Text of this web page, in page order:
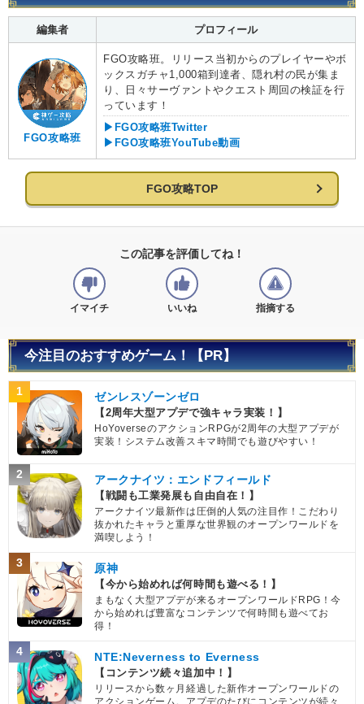
編集者 プロフィール
FGO攻略班
FGO攻略班。リリース当初からのプレイヤーやボ
ックスガチャ1,000箱到達者、隠れ村の民が集ま
り、日々サーヴァントやクエスト周回の検証を行
っています！
▶FGO攻略班Twitter
▶FGO攻略班YouTube動画
FGO攻略TOP
この記事を評価してね！
イマイチ いいね 指摘する
今注目のおすすめゲーム！【PR】
1 ゼンレスゾーンゼロ
【2周年大型アプデで強キャラ実装！】
HoYoverseのアクションRPGが2周年の大型アプデが
実装！システム改善スキマ時間でも遊びやすい！
2 アークナイツ：エンドフィールド
【戦闘も工業発展も自由自在！】
アークナイツ最新作は圧倒的人気の注目作！こだわり
抜かれたキャラと重厚な世界観のオープンワールドを
満喫しよう！
3 原神
【今から始めれば何時間も遊べる！】
まもなく大型アプデが来るオープンワールドRPG！今
から始めれば豊富なコンテンツで何時間も遊べてお
得！
4 NTE:Neverness to Everness
【コンテンツ続々追加中！】
リリースから数ヶ月経過した新作オープンワールドの
アクションゲーム。アプデのたびにコンテンツが続々